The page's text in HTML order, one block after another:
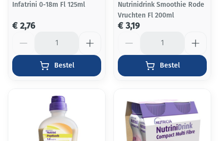
Infatrini 0-18m Fl 125ml
€ 2,76
Bestel
Nutrinidrink Smoothie Rode
Vruchten Fl 200ml
€ 3,19
Bestel